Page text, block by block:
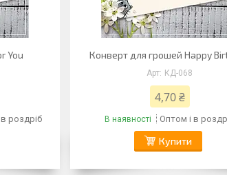
You
роздріб
Конверт для грошей Happy
КД-068
4,70 ₴
В наявності Оптом і в
Купити